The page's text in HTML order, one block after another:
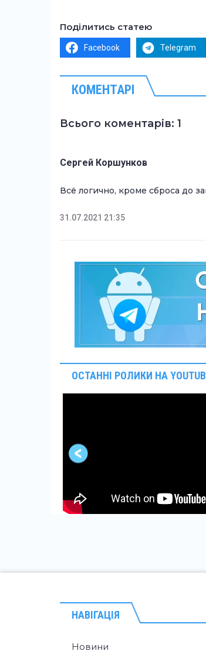
Поділитись статею
Facebook Telegram
КОМЕНТАРІ
Всього коментарів: 1
Сергей Коршунков
Всё логично, кроме сброса до
31.07.2021 21:35
ОСТАННІ РОЛИКИ НА
НАВІГАЦІЯ
Новини